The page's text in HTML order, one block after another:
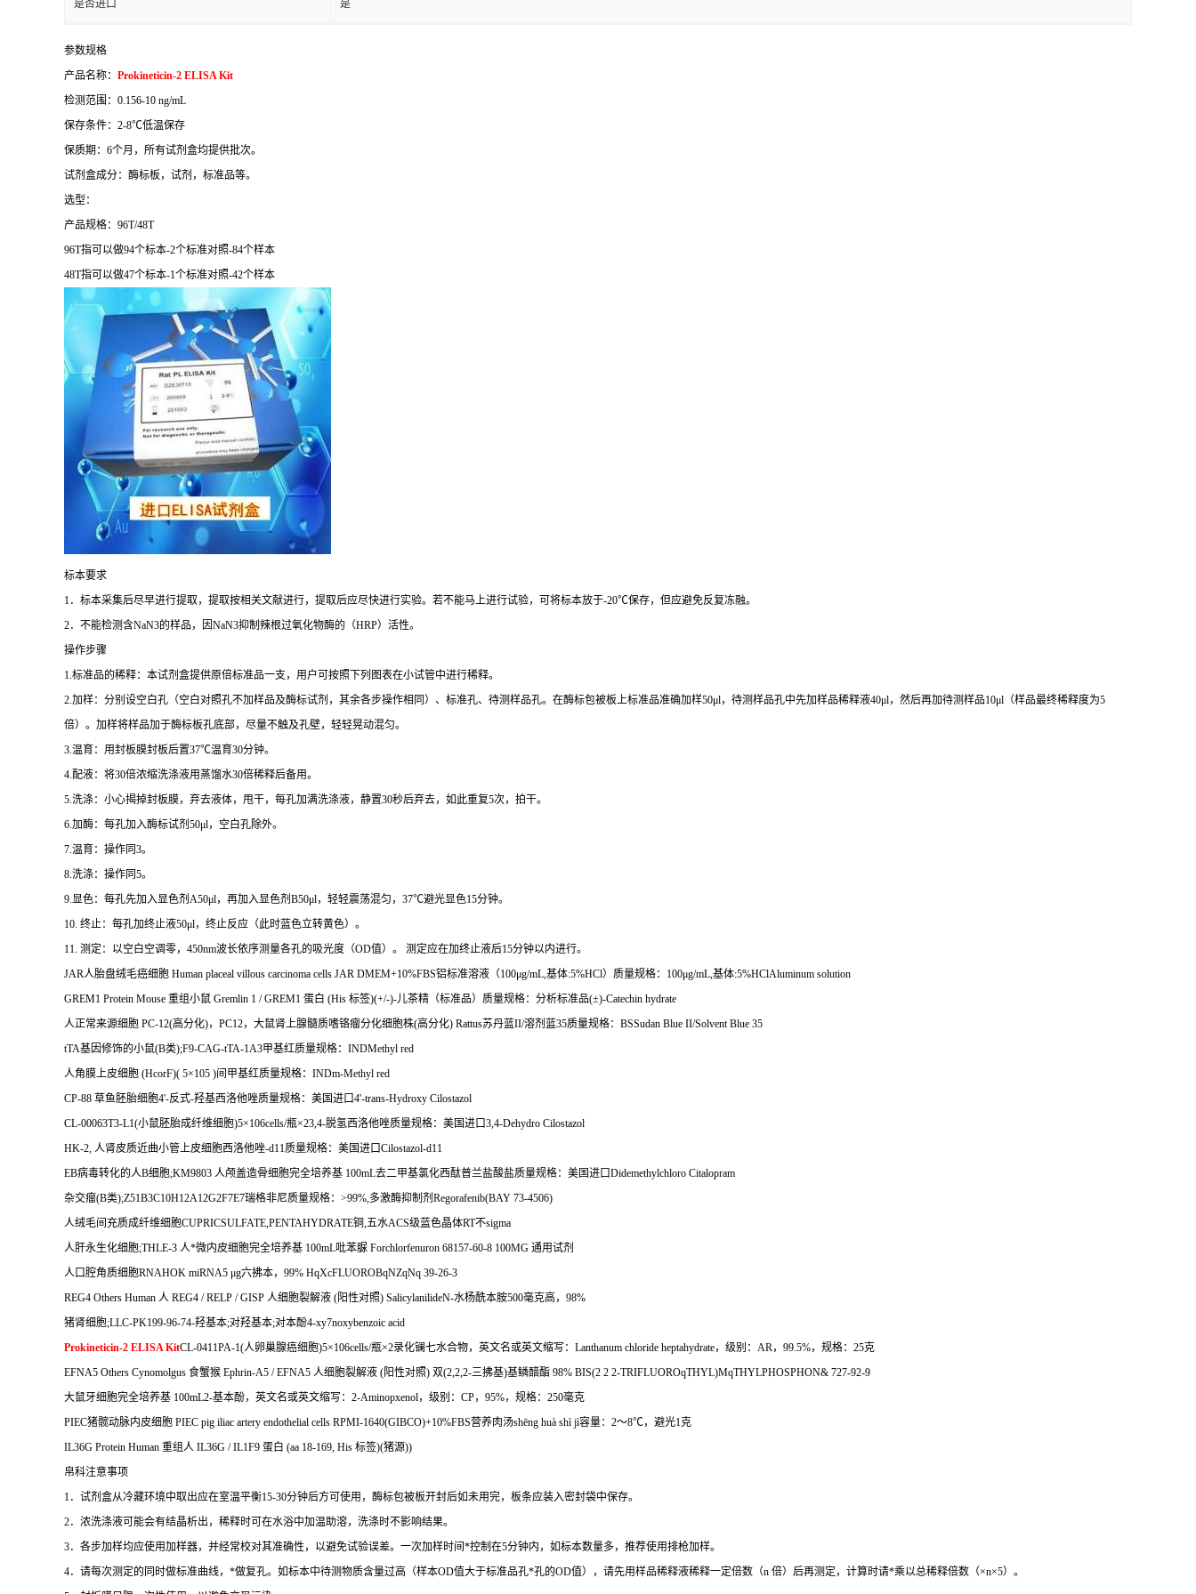
是否进口 是
参数规格
产品名称： Prokineticin-2 ELISA Kit
检测范围： 0.156-10 ng/mL
保存条件： 2-8℃低温保存
保质期： 6个月，所有试剂盒均提供批次。
试剂盒成分：酶标板，试剂，标准品等。
选型：
产品规格： 96T/48T
96T指可以做94个标本-2个标准对照-84个样本
48T指可以做47个标本-1个标准对照-42个样本
标本要求
1 ．标本采集后尽早进行提取，提取按相关文献进行，提取后应尽快进行实验。若不能马上进行试验，可将标本放于-20℃保存，但应避免反复冻融。
2．不能检测含NaN3的样品，因NaN3抑制辣根过氧化物酶的（HRP）活性。
操作步骤
1. 标准品的稀释：本试剂盒提供原倍标准品一支，用户可按照下列图表在小试管中进行稀释。
2. 加样：分别设空白孔（空白对照孔不加样品及酶标试剂，其余各步操作相同）、标准孔、待测样品孔。在酶标包被板上标准品准确加样50μl，待测样品孔中先加样品稀释液40μl，然后再加待测样品10μl （样品最终稀释度为5
倍）。加样将样品加于酶标板孔底部，尽量不触及孔壁，轻轻晃动混匀。
3. 温育：用封板膜封板后置37℃温育30分钟。
4. 配液：将30倍浓缩洗涤液用蒸馏水30倍稀释后备用。
5. 洗涤：小心揭掉封板膜，弃去液体，甩干，每孔加满洗涤液，静置30秒后弃去，如此重复5次，拍干。
6. 加酶：每孔加入酶标试剂 50μl，空白孔除外。
7. 温育：操作同3。
8. 洗涤：操作同5。
9. 显色：每孔先加入显色剂 A50μl，再加入显色剂 B50μl，轻轻震荡混匀， 37℃避光显色15分钟。
10. 终止：每孔加终止液50μl，终止反应（此时蓝色立转黄色）。
11. 测定：以空白空调零， 450nm波长依序测量各孔的吸光度（OD值）。 测定应在加终止液后15分钟以内进行。
JAR人胎盘绒毛癌细胞 Human placeal villous carcinoma cells JAR DMEM+10%FBS铝标准溶液（100μg/mL, 基体:5%HCl）质量规格： 100μg/mL, 基体:5%HClAluminum solution
GREM1 Protein Mouse 重组小鼠 Gremlin 1 / GREM1 蛋白 (His 标签)(+/-)-儿茶精（标准品）质量规格：分析标准品(±)-Catechin hydrate
人正常来源细胞 PC-12(高分化)， PC12，大鼠肾上腺髓质嗜铬瘤分化细胞株(高分化) Rattus苏丹蓝II/溶剂蓝35质量规格： BSSudan Blue II/Solvent Blue 35
tTA基因修饰的小鼠(B类);F9-CAG-tTA-1A3甲基红质量规格： INDMethyl red
人角膜上皮细胞 (HcorF)( 5×105 )间甲基红质量规格： INDm-Methyl red
CP-88 草鱼胚胎细胞4'-反式-羟基西洛他唑质量规格：美国进口4'-trans-Hydroxy Cilostazol
CL-00063T3-L1(小鼠胚胎成纤维细胞)5×106cells/瓶×23,4-脱氢西洛他唑质量规格：美国进口3,4-Dehydro Cilostazol
HK-2, 人肾皮质近曲小管上皮细胞西洛他唑-d11 质量规格：美国进口Cilostazol-d11
EB病毒转化的人B细胞;KM9803 人颅盖造骨细胞完全培养基 100mL去二甲基氯化西酞普兰盐酸盐质量规格：美国进口Didemethylchloro Citalopram
杂交瘤(B类);Z51B3C10H12A12G2F7E7瑞格非尼质量规格： >99%, 多激酶抑制剂 Regorafenib(BAY 73-4506)
人绒毛间充质成纤维细胞CUPRICSULFATE,PENTAHYDRATE铜 五水ACS级蓝色晶体RT不sigma
人肝永生化细胞;THLE-3 人*微内皮细胞完全培养基 100mL吡苯脲 Forchlorfenuron 68157-60-8 100MG 通用试剂
人口腔角质细胞RNAHOK miRNA5 μg六拂本， 99% HqXcFLUOROBqNZqNq 39-26-3
REG4 Others Human 人 REG4 / RELP / GISP 人细胞裂解液 (阳性对照) SalicylanilideN-水杨酰本胺500毫克高， 98%
猪肾细胞;LLC-PK199-96-74-羟基本;对羟基本;对本酚4-xy7noxybenzoic acid
Prokineticin-2 ELISA KitCL-0411PA-1(人卵巢腺癌细胞)5×106cells/瓶×2录化镧七水合物，英文名或英文缩写： Lanthanum chloride heptahydrate，级别： AR ， 99.5%，规格： 25克
EFNA5 Others Cynomolgus 食蟹猴 Ephrin-A5 / EFNA5 人细胞裂解液 (阳性对照) 双(2,2,2-三拂基)基鳞醋酯 98% BIS(2 2 2-TRIFLUOROqTHYL)MqTHYLPHOSPHON& 727-92-9
大鼠牙细胞完全培养基 100mL2-基本酚，英文名或英文缩写： 2-Aminopxenol，级别： CP， 95%，规格： 250毫克
PIEC猪髋动脉内皮细胞 PIEC pig iliac artery endothelial cells RPMI-1640(GIBCO)+10%FBS营养肉汤shēng huà shì jì容量： 2～8℃，避光1克
IL36G Protein Human 重组人 IL36G / IL1F9 蛋白 (aa 18-169, His 标签)(猪源))
帛科注意事项
1 ．试剂盒从冷藏环境中取出应在室温平衡15-30分钟后方可使用，酶标包被板开封后如未用完，板条应装入密封袋中保存。
2．浓洗涤液可能会有结晶析出，稀释时可在水浴中加温助溶，洗涤时不影响结果。
3．各步加样均应使用加样器，并经常校对其准确性，以避免试验误差。一次加样时间*控制在5分钟内，如标本数量多，推荐使用排枪加样。
4．请每次测定的同时做标准曲线， *做复孔。如标本中待测物质含量过高（样本OD值大于标准品孔*孔的OD值），请先用样品稀释液稀释一定倍数（n 倍）后再测定，计算时请*乘以总稀释倍数（×n×5）。